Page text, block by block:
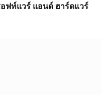
ฟท์แวร์ แอนด์ ฮาร์ดแวร์